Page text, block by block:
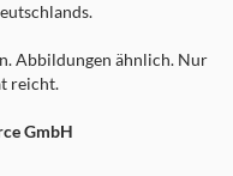
Abbildungen ähnlich. Nur
reicht.
GmbH